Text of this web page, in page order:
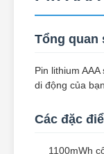
Tổng quan
Pin lithium
di động của bạn.
Các đặc
1100mWh